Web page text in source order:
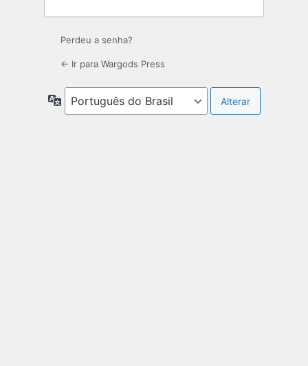
Perdeu a senha?
← Ir para Wargods Press
Idioma